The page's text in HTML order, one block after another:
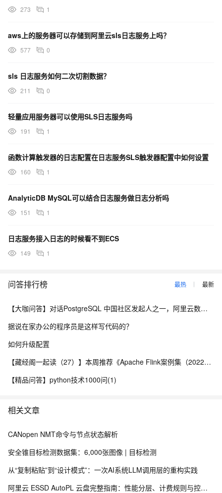
273 1
aws上的服务器可以存储到阿里云sls日志服务上吗？
577 0
sls 日志服务如何二次切割数据？
211 0
轻量应用服务器可以使用SLS日志服务吗
191 1
函数计算触发器的日志配置在日志服务SLS触发器配置中如何设置
160 1
AnalyticDB MySQL可以结合日志服务做日志分析吗
151 1
日志服务接入日志的时候看不到ECS
149 1
问答排行榜 最热 最新
【大咖问答】对话PostgreSQL 中国社区发起人之一，阿里云数据库高级专家 德哥
据说在家办公的程序员是这样写代码的？
如何升级配置
【藏经阁一起读（27）】本周推荐《Apache Flink案例集（2022版）》，你有哪些心得？
【精品问答】python技术1000问(1)
相关文章
CANopen NMT命令与节点状态解析
安全锥目标检测数据集：6,000张图像 | 目标检测
从“复制粘贴”到“设计模式”：​一次AI系统LLM调用层的重构实践
阿里云 ESSD AutoPL 云盘完整指南：性能分层、计费规则与控制台操作